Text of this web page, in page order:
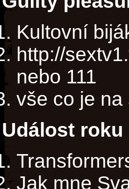
Kultovní
http://
nebo 111
vše co je
Událost roku
Jak mne